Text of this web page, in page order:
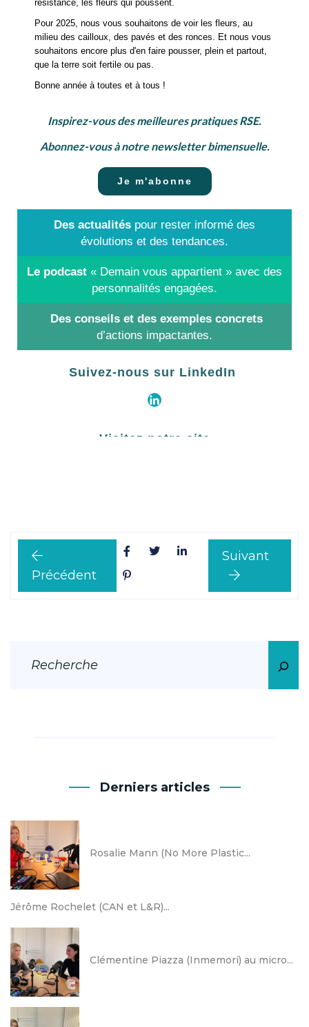
Précédent
Suivant
Derniers articles
Rosalie Mann (No More Plastic...
Jérôme Rochelet (CAN et L&R)...
Clémentine Piazza (Inmemori) au micro...